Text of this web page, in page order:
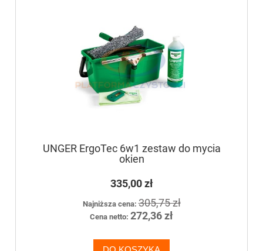
UNGER ErgoTec 6w1 zestaw do mycia
okien
335,00 zł
Najniższa cena:305,75 zł
Cena netto: 272,36 zł